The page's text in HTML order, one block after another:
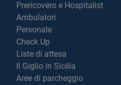
Prericovero e Hospitalist
Ambulatori
Personale
Check Up
Liste di attesa
Il Giglio in Sicilia
Aree di parcheggio